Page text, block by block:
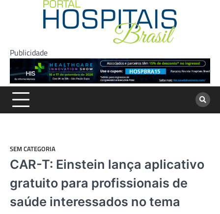
Publicidade
SEM CATEGORIA
CAR-T: Einstein lança aplicativo
gratuito para profissionais de
saúde interessados no tema